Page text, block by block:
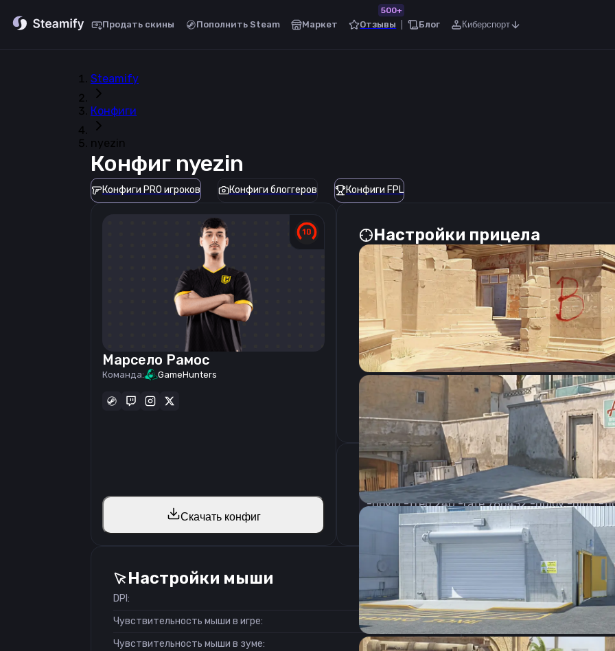
Продать скины Пополнить Steam Маркет Отзывы
500+
Блог Киберспорт
Steamify
Конфиги
nyezin
Конфиг nyezin
Конфиги PRO игроков Конфиги блоггеров Конфиги FPL
Марсело Рамос
Команда: GameHunters
Скачать конфиг
Настройки прицела
CSGO-smS7s-rmV7r-7xqpT-6Z8Kx-QC7yD
Параметры запуска
-novid -freq 240 -rate 786432 -nojoy -high -
Настройки мыши
DPI:
400
Чувствительность мыши в игре:
1.87
Чувствительность мыши в зуме:
1.2
Настройки
Разрешение
Соотношение сторон
Формат изображения